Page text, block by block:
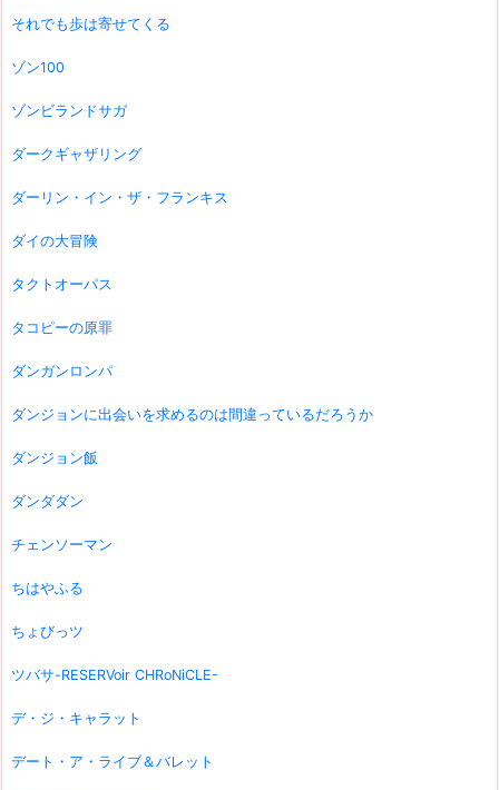
それでも歩は寄せてくる
ゾン100
ゾンビランドサガ
ダークギャザリング
ダーリン・イン・ザ・フランキス
ダイの大冒険
タクトオーパス
タコピーの原罪
ダンガンロンパ
ダンジョンに出会いを求めるのは間違っているだろうか
ダンジョン飯
ダンダダン
チェンソーマン
ちはやふる
ちょびっツ
ツバサ-RESERVoir CHRoNiCLE-
デ・ジ・キャラット
デート・ア・ライブ＆バレット